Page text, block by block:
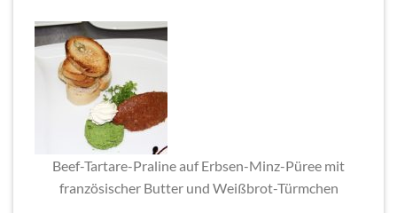
Beef-Tartare-Praline auf Erbsen-Minz-Püree mit
französischer Butter und Weißbrot-Türmchen